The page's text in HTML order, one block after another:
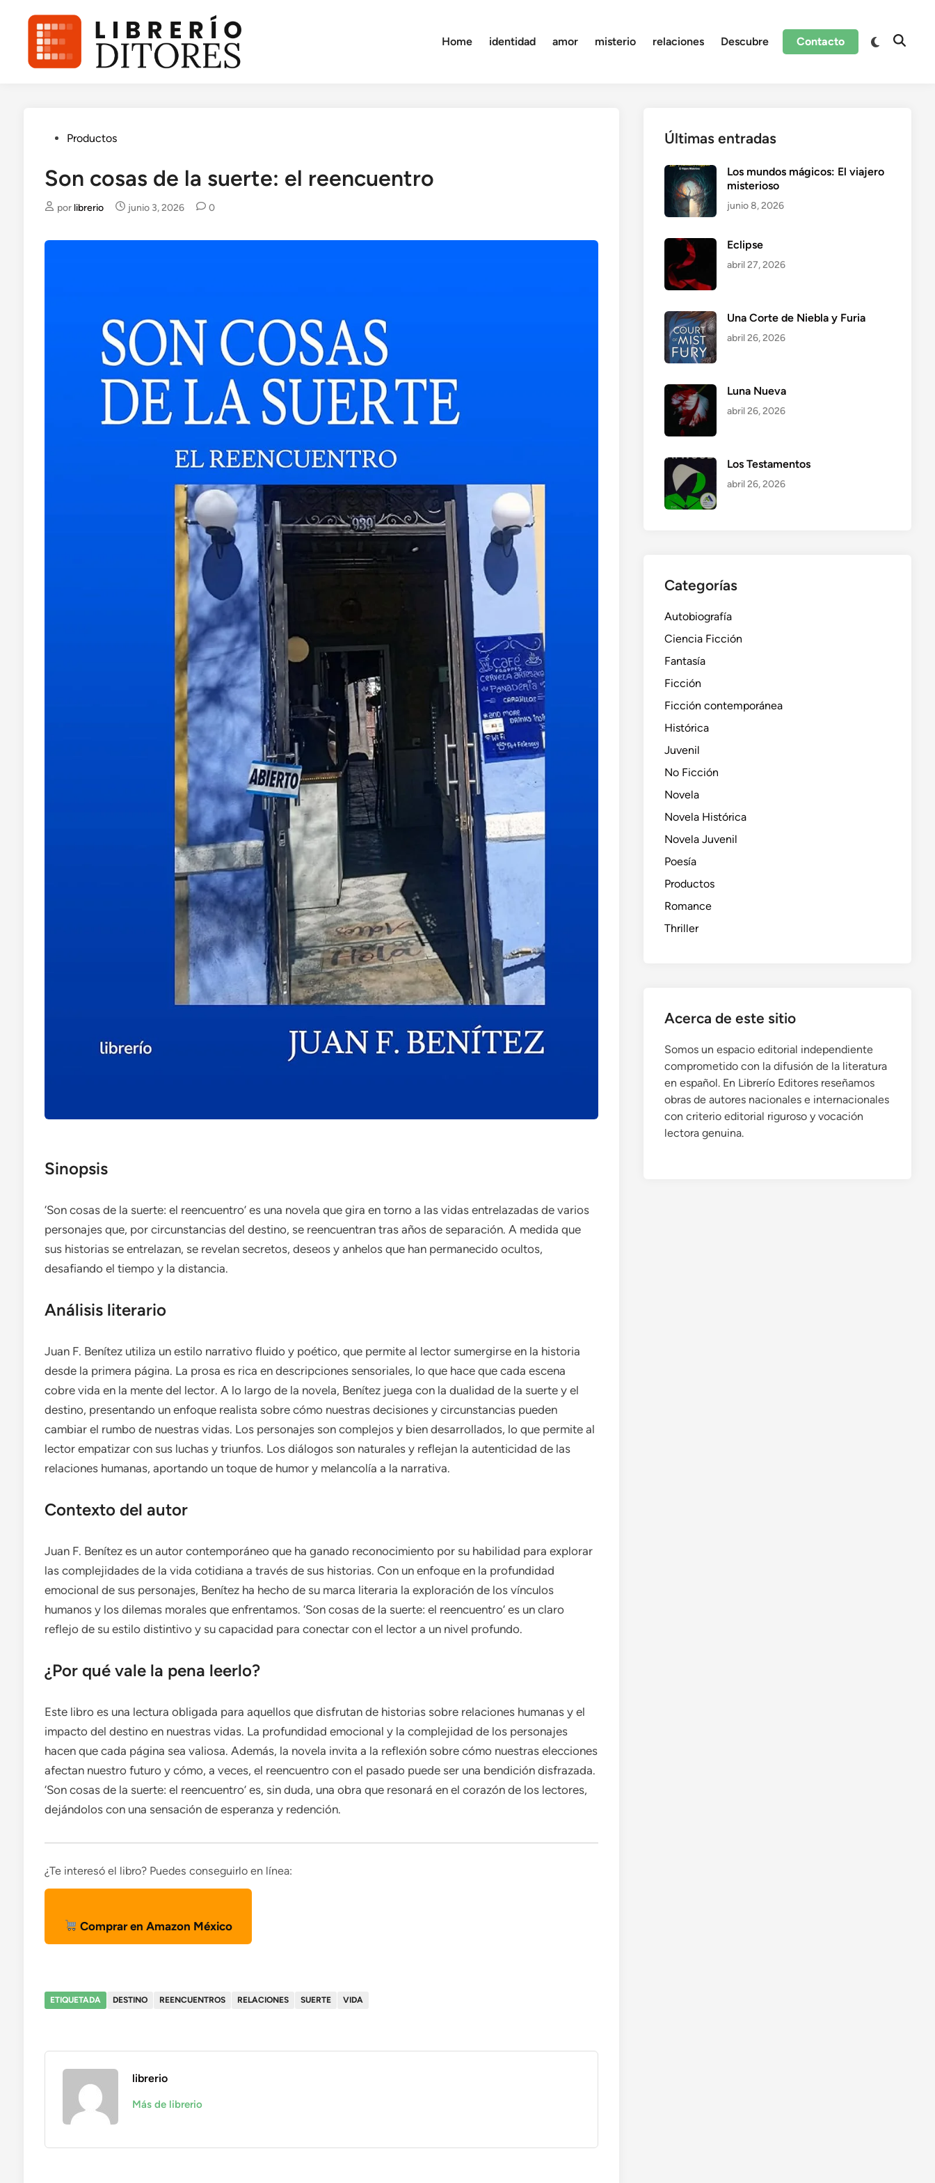
contenido
Home identidad amor misterio relaciones Descubre Contacto
Cambiar
Abrir
Publicado
Productos
Son cosas de la suerte: el reencuentro
por librerio junio 3, 2026 0
Sinopsis
‘Son cosas de la suerte: el reencuentro’ es una novela que gira en torno a las vidas entrelazadas de varios
personajes que, por circunstancias del destino, se reencuentran tras años de separación. A medida que
sus historias se entrelazan, se revelan secretos, deseos y anhelos que han permanecido ocultos,
desafiando el tiempo y la distancia.
Análisis literario
Juan F. Benítez utiliza un estilo narrativo fluido y poético, que permite al lector sumergirse en la historia
desde la primera página. La prosa es rica en descripciones sensoriales, lo que hace que cada escena
cobre vida en la mente del lector. A lo largo de la novela, Benítez juega con la dualidad de la suerte y el
destino, presentando un enfoque realista sobre cómo nuestras decisiones y circunstancias pueden
cambiar el rumbo de nuestras vidas. Los personajes son complejos y bien desarrollados, lo que permite al
lector empatizar con sus luchas y triunfos. Los diálogos son naturales y reflejan la autenticidad de las
relaciones humanas, aportando un toque de humor y melancolía a la narrativa.
Contexto del autor
Juan F. Benítez es un autor contemporáneo que ha ganado reconocimiento por su habilidad para explorar
las complejidades de la vida cotidiana a través de sus historias. Con un enfoque en la profundidad
emocional de sus personajes, Benítez ha hecho de su marca literaria la exploración de los vínculos
humanos y los dilemas morales que enfrentamos. ‘Son cosas de la suerte: el reencuentro’ es un claro
reflejo de su estilo distintivo y su capacidad para conectar con el lector a un nivel profundo.
¿Por qué vale la pena leerlo?
Este libro es una lectura obligada para aquellos que disfrutan de historias sobre relaciones humanas y el
impacto del destino en nuestras vidas. La profundidad emocional y la complejidad de los personajes
hacen que cada página sea valiosa. Además, la novela invita a la reflexión sobre cómo nuestras elecciones
afectan nuestro futuro y cómo, a veces, el reencuentro con el pasado puede ser una bendición disfrazada.
‘Son cosas de la suerte: el reencuentro’ es, sin duda, una obra que resonará en el corazón de los lectores,
dejándolos con una sensación de esperanza y redención.
¿Te interesó el libro? Puedes conseguirlo en línea:
Comprar en Amazon México
ETIQUETADA DESTINO REENCUENTROS RELACIONES SUERTE VIDA
librerio
Más de librerio
Últimas entradas
Los mundos mágicos: El viajero
misterioso
junio 8, 2026
Eclipse
abril 27, 2026
Una Corte de Niebla y Furia
abril 26, 2026
Luna Nueva
abril 26, 2026
Los Testamentos
abril 26, 2026
Categorías
Autobiografía
Ciencia Ficción
Fantasía
Ficción
Ficción contemporánea
Histórica
Juvenil
No Ficción
Novela
Novela Histórica
Novela Juvenil
Poesía
Productos
Romance
Thriller
Acerca de este sitio
Somos un espacio editorial independiente
comprometido con la difusión de la literatura
en español. En Librerío Editores reseñamos
obras de autores nacionales e internacionales
con criterio editorial riguroso y vocación
lectora genuina.